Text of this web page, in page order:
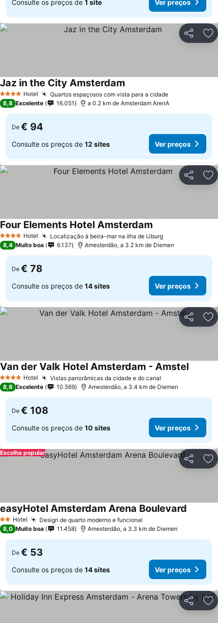
Consulte os preços de 1 site Ver preços
Partilhar
4 EstrelasHotel Quartos espaçosos com vista para a cidade
Jaz in the City Amsterdam
8,8 Excelente 16.051 a 0.2 km de Amsterdam ArenA
De € 94
Consulte os preços de 12 sites Ver preços
Partilhar
4 EstrelasHotel Localização à beira-mar na ilha de IJburg
Four Elements Hotel Amsterdam
8,4 Muito boa 6.137 Amesterdão, a 3.2 km de Diemen
De € 78
Consulte os preços de 14 sites Ver preços
Partilhar
4 EstrelasHotel Vistas panorâmicas da cidade e do canal
Van der Valk Hotel Amsterdam - Amstel
8,8 Excelente 10.569 Amesterdão, a 3.4 km de Diemen
De € 108
Consulte os preços de 10 sites Ver preços
Partilhar
Escolha popular
2 Estrelas
Hotel Design de quarto moderno e funcional
easyHotel Amsterdam Arena Boulevard
8,0 Muito boa 11.458 Amesterdão, a 3.3 km de Diemen
De € 53
Consulte os preços de 14 sites Ver preços
Partilhar